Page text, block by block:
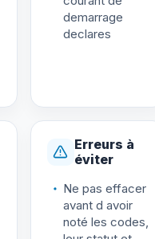
demarrage
declares
Erreurs à
éviter
Ne pas effacer
avant d avoir
noté les codes,